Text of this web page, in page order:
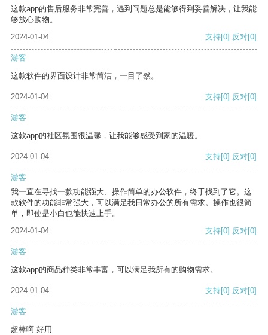
这款app的售后服务非常完善，遇到问题总是能够得到妥善解决，让我能
够放心购物。
2024-01-04
支持[0] 反对[0]
游客
这款软件的界面设计非常简洁，一目了然。
2024-01-04 支持[0] 反对[0]
游客
这款app的社区氛围很温馨，让我能够感受到家的温暖。
2024-01-04 支持[0] 反对[0]
游客
我一直在寻找一款功能强大、操作简单的办公软件，终于找到了它。这
款软件的功能非常强大，可以满足我日常办公的所有需求。操作也很简
单，即使是小白也能快速上手。
2024-01-04
支持[0] 反对[0]
游客
这款app的商品种类非常丰富，可以满足我所有的购物需求。
2024-01-04 支持[0] 反对[0]
游客
超棒啊 好用